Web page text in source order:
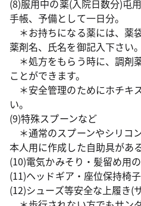
(8)服用中の薬(入院日数分)屯
手帳、予備として一日分。
＊お持ちになる薬には、薬
薬剤名、氏名を御記入下さい。
＊処方をもらう時に、調剤
ことができます。
＊安全管理のためにホチキ
い。
(9)特殊スプーンなど
＊通常のスプーンやシリコ
本人用に作成した自助具があ
(10)電気かみそり・髪留め用
(11)ヘッドギア・座位保持椅
(12)シューズ等安全な上履き(